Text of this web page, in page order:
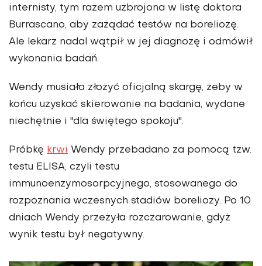
internisty, tym razem uzbrojona w listę doktora
Burrascano, aby zażądać testów na boreliozę.
Ale lekarz nadal wątpił w jej diagnozę i odmówił
wykonania badań.
Wendy musiała złożyć oficjalną skargę, żeby w
końcu uzyskać skierowanie na badania, wydane
niechętnie i "dla świętego spokoju".
Próbkę krwi Wendy przebadano za pomocą tzw.
testu ELISA, czyli testu
immunoenzymosorpcyjnego, stosowanego do
rozpoznania wczesnych stadiów boreliozy. Po 10
dniach Wendy przeżyła rozczarowanie, gdyż
wynik testu był negatywny.